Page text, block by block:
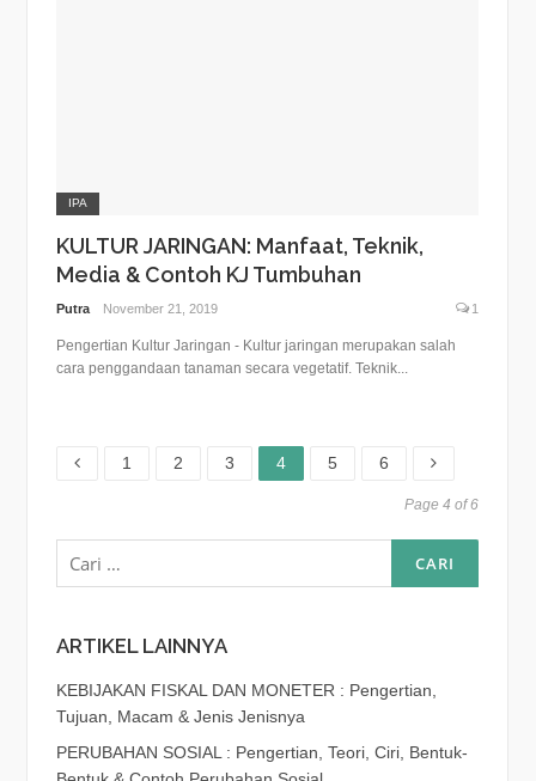
IPA
KULTUR JARINGAN: Manfaat, Teknik,
Media & Contoh KJ Tumbuhan
Putra November 21, 2019 1
Pengertian Kultur Jaringan - Kultur jaringan merupakan salah
cara penggandaan tanaman secara vegetatif. Teknik...
Page
1 Page
2 Page
3 Page
4 Page
5 Page
6
Page 4 of 6
Cari
untuk:
ARTIKEL LAINNYA
KEBIJAKAN FISKAL DAN MONETER : Pengertian,
Tujuan, Macam & Jenis Jenisnya
PERUBAHAN SOSIAL : Pengertian, Teori, Ciri, Bentuk-